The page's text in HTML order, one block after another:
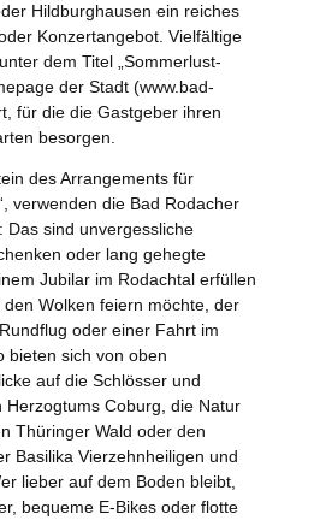
Hildburghausen ein reiches
Konzertangebot. Vielfältige
dem Titel „Sommerlust-
der Stadt (www.bad-
für die die Gastgeber ihren
besorgen.
des Arrangements für
verwenden die Bad Rodacher
Das sind unvergessliche
oder lang gehegte
Jubilar im Rodachtal erfüllen
Wolken feiern möchte, der
oder einer Fahrt im
bieten sich von oben
auf die Schlösser und
Herzogtums Coburg, die Natur
Thüringer Wald oder den
Basilika Vierzehnheiligen und
lieber auf dem Boden bleibt,
bequeme E-Bikes oder flotte